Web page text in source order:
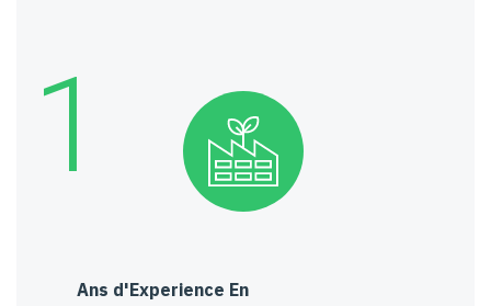
1
Ans d'Experience En